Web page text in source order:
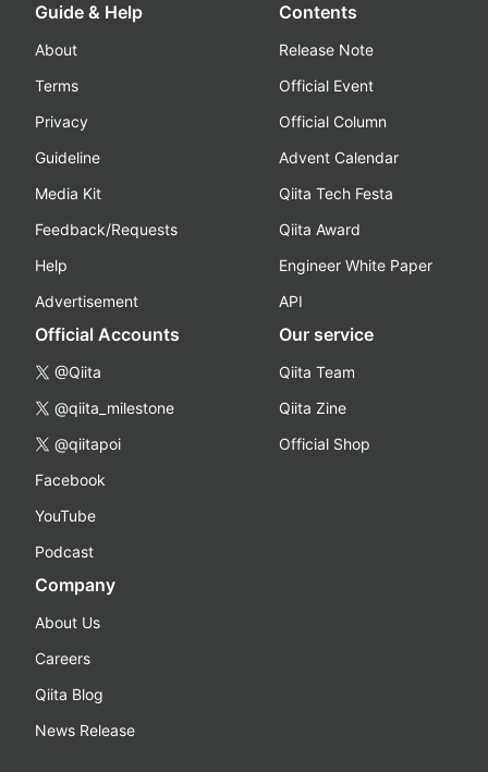
Guide & Help
About
Terms
Privacy
Guideline
Media Kit
Feedback/Requests
Help
Advertisement
Contents
Release Note
Official Event
Official Column
Advent Calendar
Qiita Tech Festa
Qiita Award
Engineer White Paper
API
Official Accounts
@Qiita
@qiita_milestone
@qiitapoi
Facebook
YouTube
Podcast
Our service
Qiita Team
Qiita Zine
Official Shop
Company
About Us
Careers
Qiita Blog
News Release